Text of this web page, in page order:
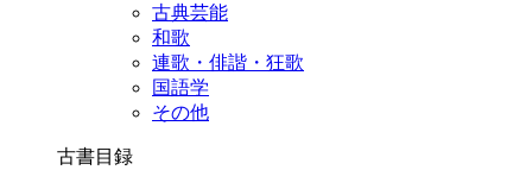
古典芸能
和歌
連歌・俳諧・狂歌
国語学
その他
古書目録